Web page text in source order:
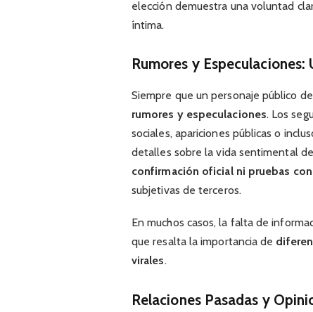
elección demuestra una voluntad
íntima.
Rumores y Especulaciones:
Siempre que un personaje público
rumores y especulaciones. Los
sociales, apariciones públicas o
detalles sobre la vida sentimental
confirmación oficial ni pruebas
subjetivas de terceros.
En muchos casos, la falta de
que resalta la importancia de
virales.
Relaciones Pasadas y